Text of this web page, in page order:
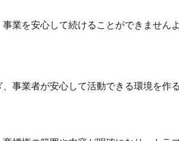
業を安心して続けることができませんよ
事業者が安心して活動できる環境を作